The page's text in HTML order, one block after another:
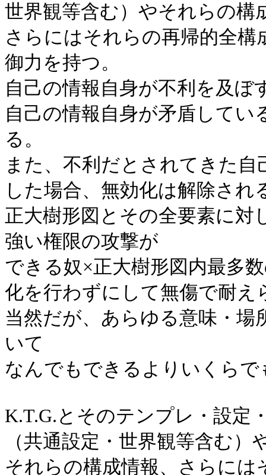
世界観等含む）やそれらの構
さらにはそれらの再帰的全構
御力を持つ。
自己の情報自身が不利を及
自己の情報自身が矛盾して
る。
また、不利だとされてきた
した場合、無効化は解除され
正大樹形図とその全要素に
強い権限の攻撃が
できる奴×正大樹形図内最多
化を行わずにして無傷で耐え
当然だが、あらゆる意味・場
いて
なんでもできるよりいくら
K.T.G.とそのテンプレ・設定
（共通設定・世界観等含む）
それらの構成情報、さらには